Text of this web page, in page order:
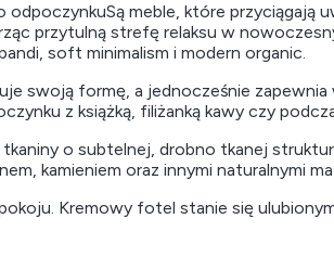
meble, które przyciągają
przytulną strefę relaksu w
soft minimalism i modern organic.
swoją formę, a jednocześnie
z książką, filiżanką kawy czy
o subtelnej, drobno tkanej
kamieniem oraz innymi naturalnymi
Kremowy fotel stanie się